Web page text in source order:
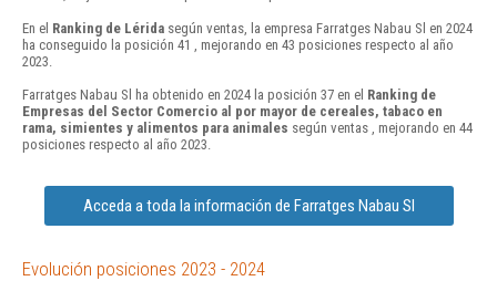
En el Ranking de Lérida según ventas, la empresa Farratges Nabau Sl en 2024
ha conseguido la posición 41 , mejorando en 43 posiciones respecto al año
2023.
Farratges Nabau Sl ha obtenido en 2024 la posición 37 en el Ranking de
Empresas del Sector Comercio al por mayor de cereales, tabaco en
rama, simientes y alimentos para animales según ventas , mejorando en 44
posiciones respecto al año 2023.
Acceda a toda la información de Farratges Nabau Sl
Evolución posiciones 2023 - 2024